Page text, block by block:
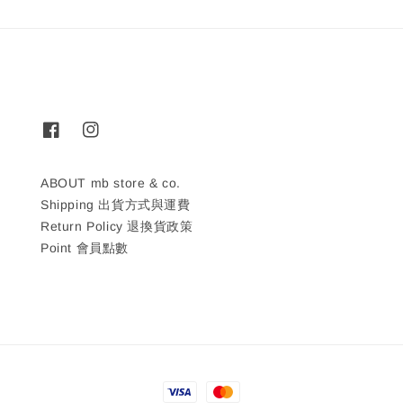
ABOUT mb store & co.
Shipping 出貨方式與運費
Return Policy 退換貨政策
Point 會員點數